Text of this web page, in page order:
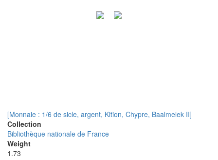
[Monnaie : 1/6 de sicle, argent, Kition, Chypre, Baalmelek II]
Collection
Bibliothèque nationale de France
Weight
1.73